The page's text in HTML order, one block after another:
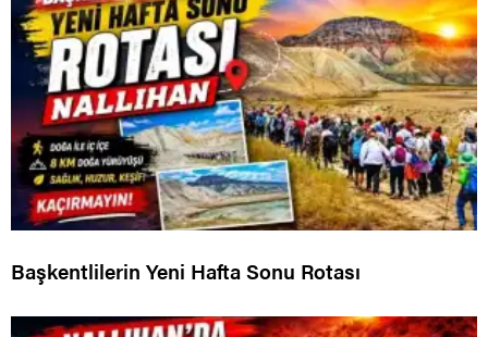
Başkentlilerin Yeni Hafta Sonu Rotası